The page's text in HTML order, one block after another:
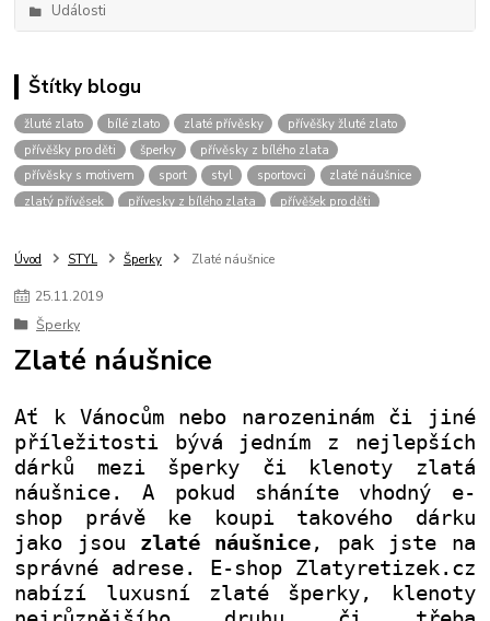
Události
Štítky blogu
žluté zlato bílé zlato zlaté přívěsky
přívěšky žluté zlato
přívěšky pro děti
šperky
přívěsky z bílého zlata
přívěsky s motivem
sport styl sportovci
zlaté náušnice
zlatý přívěsek
přívesky z bílého zlata
přívěšek pro děti
přívěšky pro muže
přívěšky pro chlapce
pro štěstí
dvoubarevné přívěšky
přívěšky bílé zlato
přívěšek pro dítě
zlaté řetízky
přívěšky pro pány
přívěšky pro hochy
přívěšek pro kluka
přívěšek-kamínek
náramky zlatý řetízek přívěsky fotbal
Úvod STYL Šperky Zlaté náušnice
25.11.2019
Šperky
Zlaté náušnice
Ať k Vánocům nebo narozeninám či jiné
příležitosti bývá jedním z nejlepších
dárků mezi šperky či klenoty zlatá
náušnice. A pokud sháníte vhodný e-
shop právě ke koupi takového dárku
jako jsou zlaté náušnice, pak jste na
správné adrese. E-shop Zlatyretizek.cz
nabízí luxusní zlaté šperky, klenoty